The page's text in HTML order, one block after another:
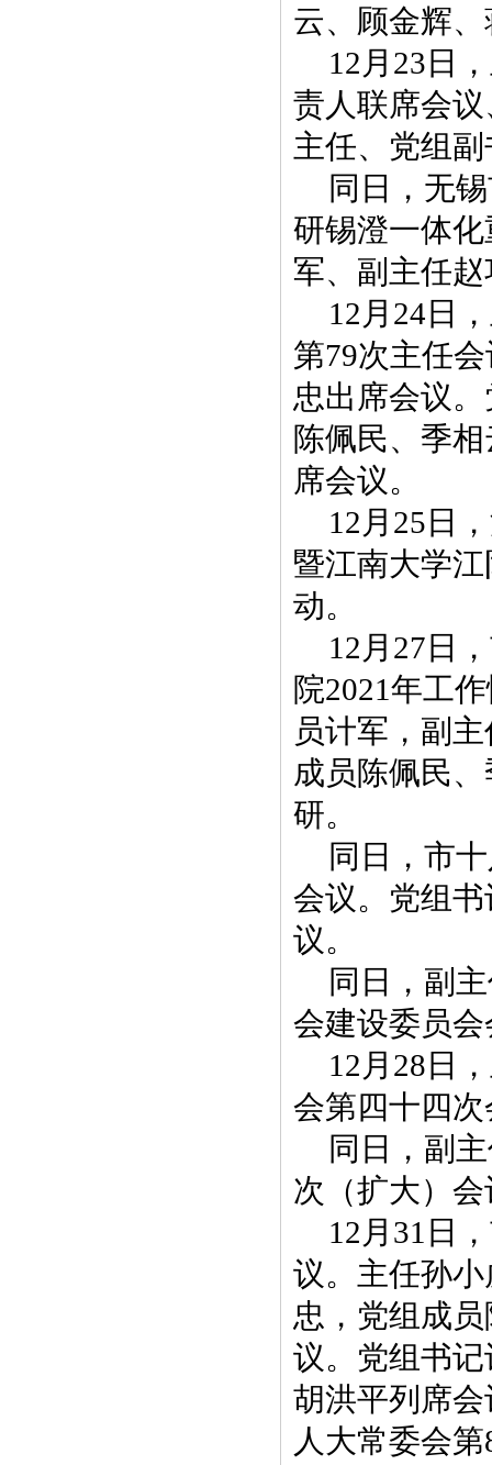
云、顾金辉
12月23日
责人联席会
主任、党组
同日，无
研锡澄一体
军、副主任
12月24日
第79次主任
忠出席会议
陈佩民、季
席会议。
12月25日
暨江南大学
动。
12月27日
院2021年工
员计军，副
成员陈佩民
研。
同日，市
会议。党组
议。
同日，副
会建设委员
12月28日
会第四十四
同日，副
次（扩大）
12月31日
议。主任孙
忠，党组成
议。党组书
胡洪平列席
人大常委会